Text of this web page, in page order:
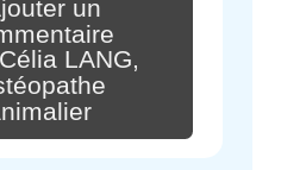
un
LANG,